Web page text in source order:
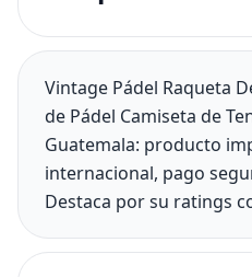
Vintage Pádel Raqueta
de Pádel Camiseta de
Guatemala: producto
internacional, pago
Destaca por su ratings